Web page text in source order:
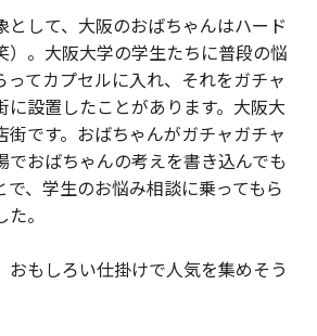
として、大阪のおばちゃんはハード
）。大阪大学の学生たちに普段の悩
ってカプセルに入れ、それをガチャ
に設置したことがあります。大阪大
街です。おばちゃんがガチャガチャ
でおばちゃんの考えを書き込んでも
で、学生のお悩み相談に乗ってもら
。
おもしろい仕掛けで人気を集めそう